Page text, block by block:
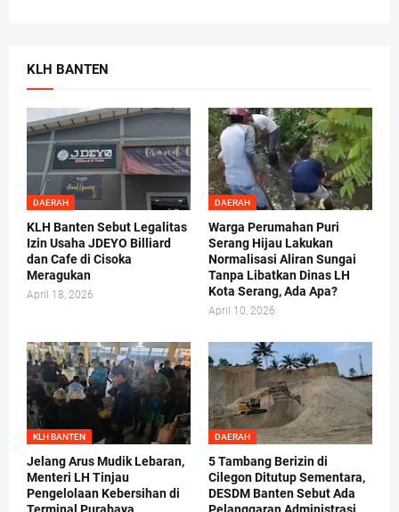
KLH BANTEN
DAERAH
KLH Banten Sebut Legalitas
Izin Usaha JDEYO Billiard
dan Cafe di Cisoka
Meragukan
April 18, 2026
DAERAH
Warga Perumahan Puri
Serang Hijau Lakukan
Normalisasi Aliran Sungai
Tanpa Libatkan Dinas LH
Kota Serang, Ada Apa?
April 10, 2026
KLH BANTEN
Jelang Arus Mudik Lebaran,
Menteri LH Tinjau
Pengelolaan Kebersihan di
DAERAH
5 Tambang Berizin di
Cilegon Ditutup Sementara,
DESDM Banten Sebut Ada